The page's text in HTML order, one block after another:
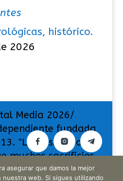
histórico.
2026
Media 2026/
fundada
"La pasión por
muchos sacrificios,
da muchas
asegurar que damos la mejor
nuestra web. Si sigues utilizando